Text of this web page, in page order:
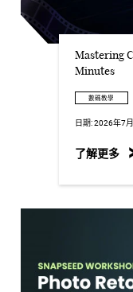
Mastering
Minutes
數碼教學
日期:2026年7
了解更多